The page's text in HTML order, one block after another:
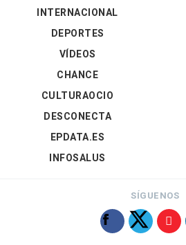
INTERNACIONAL
DEPORTES
VÍDEOS
CHANCE
CULTURAOCIO
DESCONECTA
EPDATA.ES
INFOSALUS
SÍGUENOS